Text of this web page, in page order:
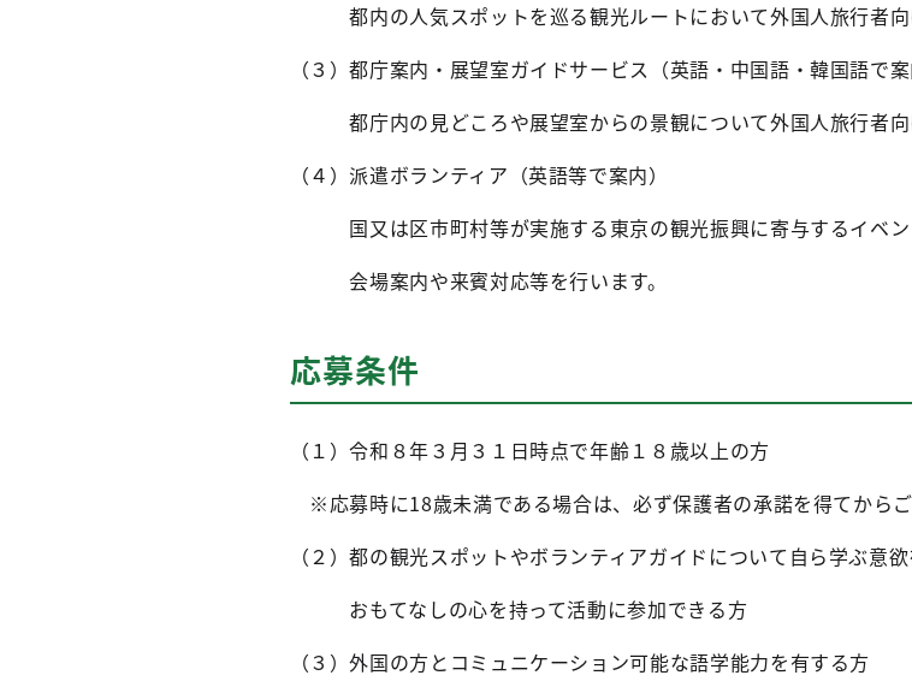
都内の人気スポットを巡る観光ルートにおいて外国人旅行者向
（３）都庁案内・展望室ガイドサービス（英語・中国語・韓国語で案
都庁内の見どころや展望室からの景観について外国人旅行者向
（４）派遣ボランティア（英語等で案内）
国又は区市町村等が実施する東京の観光振興に寄与するイベン
会場案内や来賓対応等を行います。
応募条件
（１）令和８年３月３１日時点で年齢１８歳以上の方
※応募時に18歳未満である場合は、必ず保護者の承諾を得てからご
（２）都の観光スポットやボランティアガイドについて自ら学ぶ意欲
おもてなしの心を持って活動に参加できる方
（３）外国の方とコミュニケーション可能な語学能力を有する方